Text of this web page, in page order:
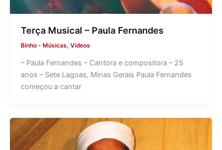
Terça Musical – Paula Fernandes
Binho - Músicas, Vídeos
– Paula Fernandes – Cantora e compositora – 25
anos – Sete Lagoas, Minas Gerais Paula Fernandes
começou a cantar